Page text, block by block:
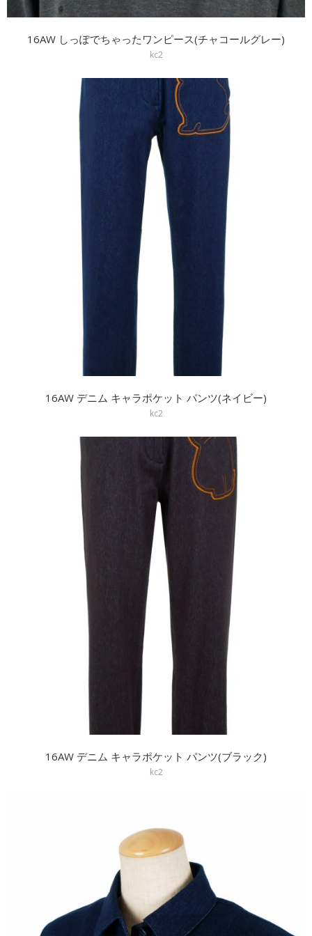
16AW しっぽでちゃったワンピース(チャコールグレー)
kc2
16AW デニム キャラポケット パンツ(ネイビー)
kc2
16AW デニム キャラポケット パンツ(ブラック)
kc2